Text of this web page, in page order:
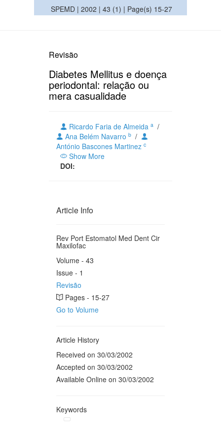
SPEMD | 2002 | 43 (1) | Page(s) 15-27
Revisão
Diabetes Mellitus e doença
periodontal: relação ou
mera casualidade
Ricardo Faria de Almeida a /
Ana Belém Navarro b /
António Bascones Martinez c
Show More
DOI:
Article Info
Rev Port Estomatol Med Dent Cir
Maxilofac
Volume - 43
Issue - 1
Revisão
Pages - 15-27
Go to Volume
Article History
Received on 30/03/2002
Accepted on 30/03/2002
Available Online on 30/03/2002
Keywords